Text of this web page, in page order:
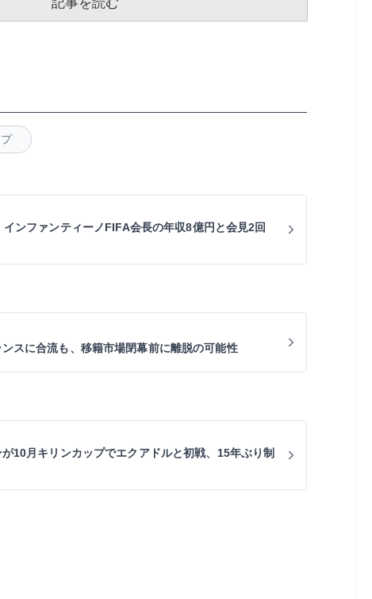
インファンティーノFIFA会長の年収8億円と会見2回
スに合流も、移籍市場閉幕前に離脱の可能性
10月キリンカップでエクアドルと初戦、15年ぶり制